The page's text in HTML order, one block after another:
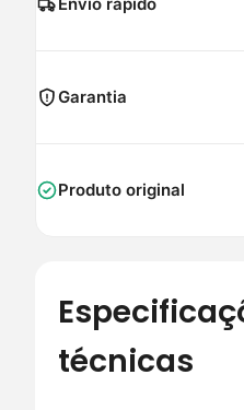
Garantia
Produto original
técnicas